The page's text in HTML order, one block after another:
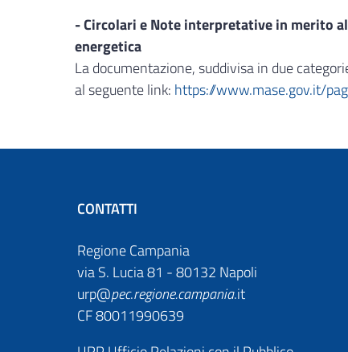
- Circolari e Note interpretative in merito
energetica
La documentazione, suddivisa in due
al seguente link: https://www.mase.gov.it/
CONTATTI
Regione Campania
via S. Lucia 81 - 80132 Napoli
urp@pec.regione.campania.it
CF 80011990639